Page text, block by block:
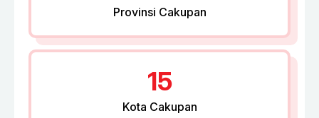
Provinsi Cakupan
15
Kota Cakupan